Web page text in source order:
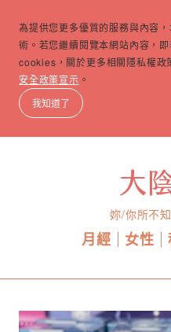
為提供您更多優質的服務與內容
術。若您繼續閱覽本網站內容，
cookies，關於更多相關隱私權政
安全政策宣示 。
我知道了
妳/你所不
月經 女性